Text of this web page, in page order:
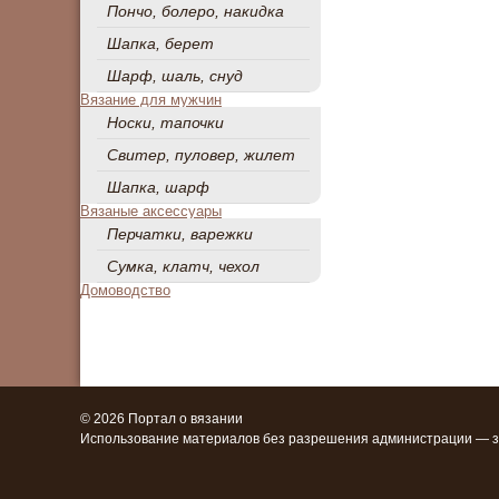
Пончо, болеро, накидка
Шапка, берет
Шарф, шаль, снуд
Вязание для мужчин
Носки, тапочки
Свитер, пуловер, жилет
Шапка, шарф
Вязаные аксессуары
Перчатки, варежки
Сумка, клатч, чехол
Домоводство
© 2026 Портал о вязании
Использование материалов без разрешения администрации —